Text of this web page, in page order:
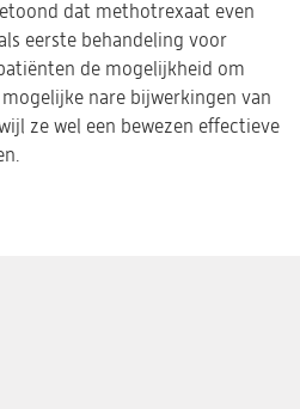
dat methotrexaat even
eerste behandeling voor
de mogelijkheid om
nare bijwerkingen van
ze wel een bewezen effectieve